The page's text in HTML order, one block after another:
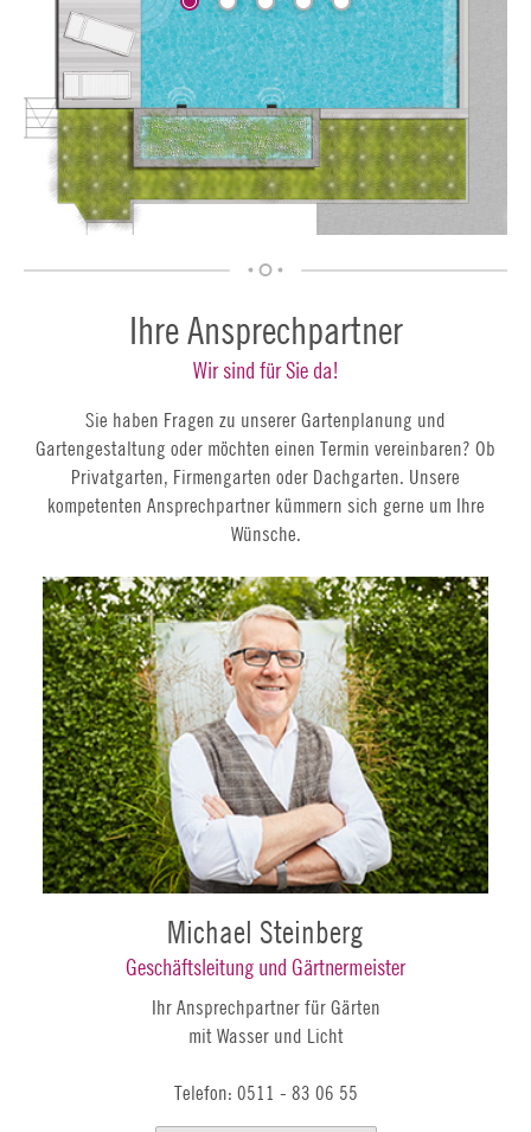
Ihre Ansprechpartner
Wir sind für Sie da!
Sie haben Fragen zu unserer Gartenplanung und
Gartengestaltung oder möchten einen Termin vereinbaren? Ob
Privatgarten, Firmengarten oder Dachgarten. Unsere
kompetenten Ansprechpartner kümmern sich gerne um Ihre
Wünsche.
Michael Steinberg
Geschäftsleitung und Gärtnermeister
Ihr Ansprechpartner für Gärten
mit Wasser und Licht
Telefon: 0511 - 83 06 55